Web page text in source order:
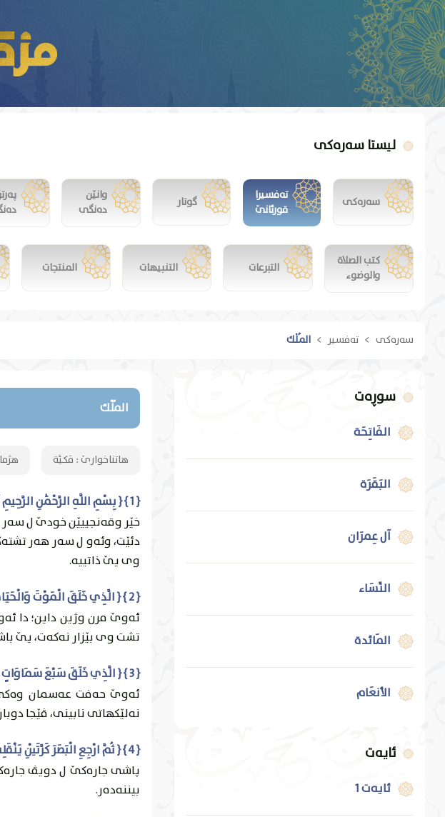
لیستا سەرەکی
سەرەکی
تەفسیرا
قورئانێ
گوتار
وانێن
دەنگی
كتب الصلاة
والوضوء
التبرعات التنبيهات المنتجات
سەرەکی تەفسیر المُلْك
سوڕەت
الفَاتِحَة
البَقَرَة
آل عِمرَان
النِّسَاء
المَائدة
الأنعَام
الأعرَاف
الأنفَال
ئایەت
ئایەت 1
المُلْك
هاتناخوارێ : مَكيَّة
{ 1 } { بِسْمِ اللَّهِ الرَّحْمَٰنِ الرَّحِيمِ تَبَارَكَ الَّذِي بِيَدِهِ الْمُلْكُ وَهُوَ عَلَىٰ كُلِّ شَيْءٍ قَدِيرٌ }
خێر وقه‌نجییێن خودێ ل
دئێت، وئه‌و ل سه‌ر هه‌ر
وى يێ ذاتییه‌.
{ 2 } { الَّذِي خَلَقَ الْمَوْتَ وَالْحَيَاةَ لِيَبْلُوَكُمْ أَيُّكُمْ أَحْسَنُ عَمَلًا ۚ وَهُوَ الْعَزِيزُ الْغَفُورُ }
ئه‌وێ مرن وژين داين؛ دا
تشت وى بێزار نه‌كه‌ت، يێ
{ 3 } { الَّذِي خَلَقَ سَبْعَ سَمَاوَاتٍ طِبَاقًا ۖ مَا تَرَىٰ فِي خَلْقِ الرَّحْمَٰنِ مِنْ تَفَاوُتٍ ۖ فَارْجِعِ الْبَصَرَ هَلْ تَرَىٰ مِنْ فُطُورٍ }
ئه‌وێ حه‌فت عه‌سمان وه‌كى
نه‌لێكهاتى نابينى، ڤێجا
{ 4 } { ثُمَّ ارْجِعِ الْبَصَرَ كَرَّتَيْنِ يَنْقَلِبْ إِلَيْكَ الْبَصَرُ خَاسِئًا وَهُوَ حَسِيرٌ }
پاشى جاره‌كێ ل دويڤ
بيننه‌ده‌ر.